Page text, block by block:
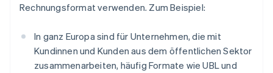
Rechnungsformat verwenden. Zum Beispiel:
In ganz Europa sind für Unternehmen, die mit
Kundinnen und Kunden aus dem öffentlichen Sektor
zusammenarbeiten, häufig Formate wie UBL und